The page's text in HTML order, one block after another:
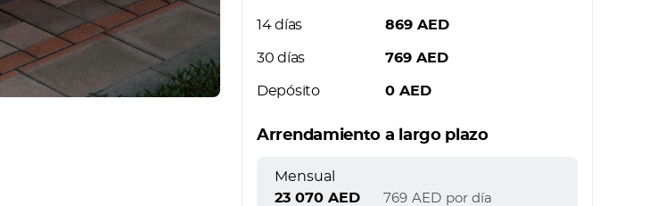
14 días 869 AED
30 días 769 AED
Depósito 0 AED
Arrendamiento a largo plazo
Mensual
23 070 AED 769 AED por día